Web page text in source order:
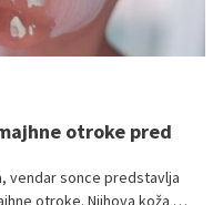
otroke pred
vendar sonce predstavlja
otroke. Njihova koža je